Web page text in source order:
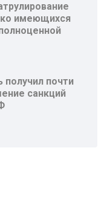
имеющихся
получил почти
санкций